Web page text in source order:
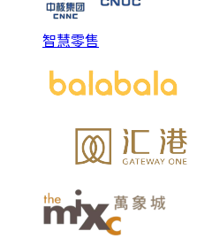
智慧零售